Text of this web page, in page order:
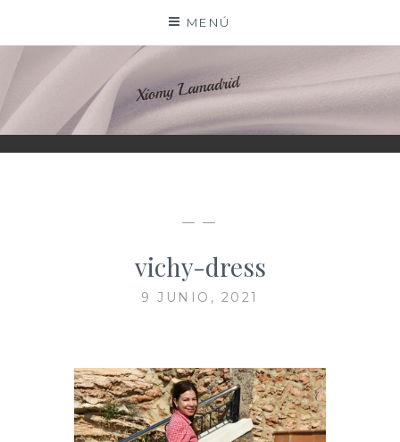
contenido
MENÚ
XIOMY LAMADRID
— —
vichy-dress
9 JUNIO, 2021